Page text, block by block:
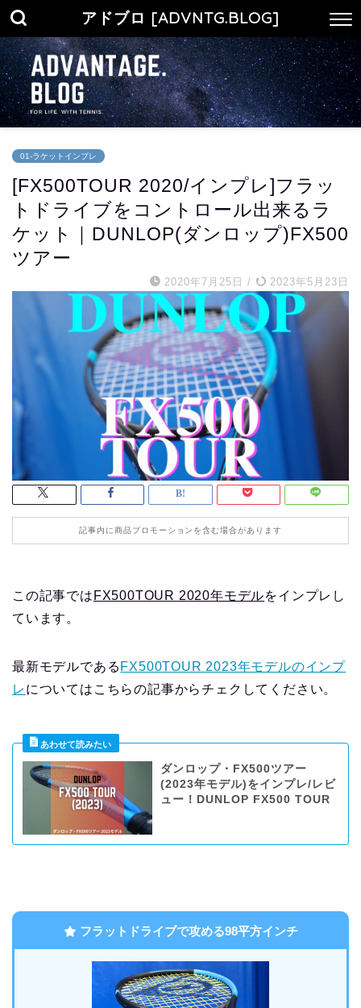
アドブロ [ADVNTG.BLOG]
01-ラケットインプレ
[FX500TOUR 2020/インプレ]フラッ
トドライブをコントロール出来るラ
ケット｜DUNLOP(ダンロップ)FX500
ツアー
2020年7月25日 / 2023年5月23日
記事内に商品プロモーションを含む場合があります
この記事では FX500TOUR 2020年モデルをインプレし
ています。
最新モデルである FX500TOUR 2023年モデルのインプ
レ についてはこちらの記事からチェクしてください。
ダンロップ・FX500ツアー
(2023年モデル)をインプレ/レビ
ュー！DUNLOP FX500 TOUR
フラットドライブで攻める98平方インチ